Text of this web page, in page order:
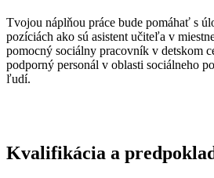
Tvojou náplňou práce bude pomáhať s
pozíciách ako sú asistent učiteľa v
pomocný sociálny pracovník v detskom
podporný personál v oblasti sociálneho
ľudí.
Kvalifikácia a